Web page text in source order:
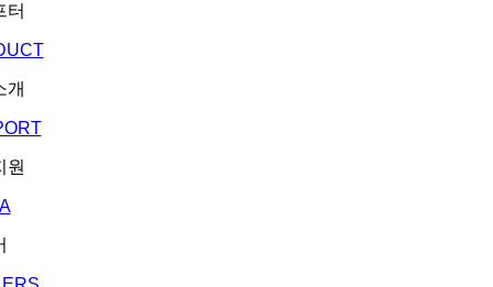
터
개
원